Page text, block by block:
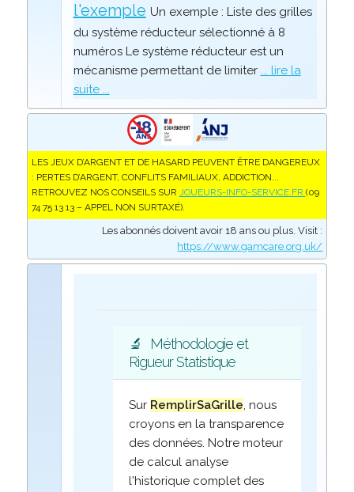
l'exemple Un exemple : Liste des grilles
du système réducteur sélectionné à 8
numéros Le système réducteur est un
mécanisme permettant de limiter ... lire la
suite ...
LES JEUX D’ARGENT ET DE HASARD PEUVENT ÊTRE DANGEREUX
: PERTES D’ARGENT, CONFLITS FAMILIAUX, ADDICTION...
RETROUVEZ NOS CONSEILS SUR JOUEURS-INFO-SERVICE.FR (09
74 75 13 13 – APPEL NON SURTAXÉ).
Les abonnés doivent avoir 18 ans ou plus. Visit :
https://www.gamcare.org.uk/
🔬
Méthodologie et
Rigueur Statistique
Sur RemplirSaGrille, nous
croyons en la transparence
des données. Notre moteur
de calcul analyse
l'historique complet des